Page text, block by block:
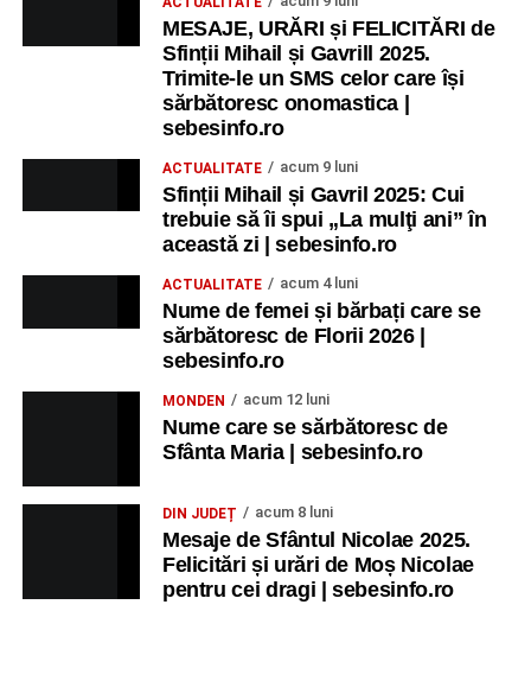
MESAJE, URĂRI și FELICITĂRI de
Sfinții Mihail și Gavrill 2025.
Trimite-le un SMS celor care își
sărbătoresc onomastica |
sebesinfo.ro
ACTUALITATE acum 9 luni
Sfinții Mihail și Gavril 2025: Cui
trebuie să îi spui „La mulţi ani” în
această zi | sebesinfo.ro
ACTUALITATE acum 4 luni
Nume de femei și bărbați care se
sărbătoresc de Florii 2026 |
sebesinfo.ro
MONDEN acum 12 luni
Nume care se sărbătoresc de
Sfânta Maria | sebesinfo.ro
DIN JUDEȚ acum 8 luni
Mesaje de Sfântul Nicolae 2025.
Felicitări și urări de Moș Nicolae
pentru cei dragi | sebesinfo.ro